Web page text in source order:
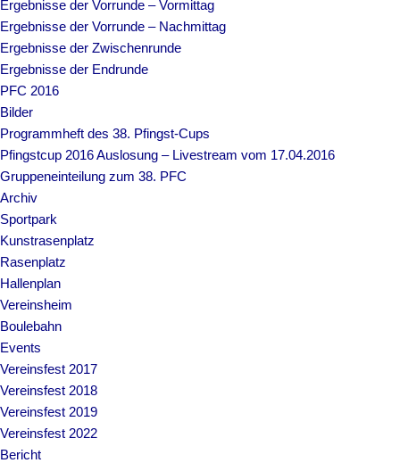
Ergebnisse der Vorrunde – Vormittag
Ergebnisse der Vorrunde – Nachmittag
Ergebnisse der Zwischenrunde
Ergebnisse der Endrunde
PFC 2016
Bilder
Programmheft des 38. Pfingst-Cups
Pfingstcup 2016 Auslosung – Livestream vom 17.04.2016
Gruppeneinteilung zum 38. PFC
Archiv
Sportpark
Kunstrasenplatz
Rasenplatz
Hallenplan
Vereinsheim
Boulebahn
Events
Vereinsfest 2017
Vereinsfest 2018
Vereinsfest 2019
Vereinsfest 2022
Bericht